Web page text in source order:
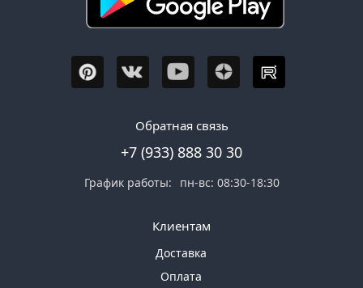
Обратная связь
+7 (933) 888 30 30
График работы: пн-вс: 08:30-18:30
Клиентам
Доставка
Оплата